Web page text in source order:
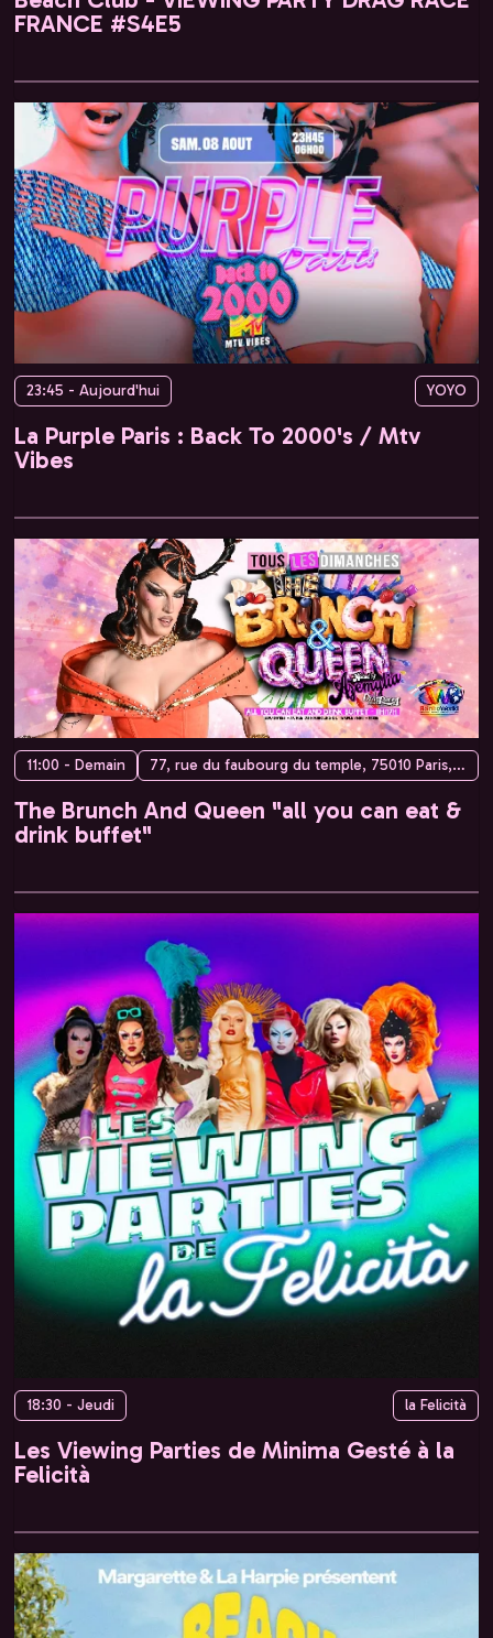
FRANCE #S4E5
23:45 - Aujourd'hui YOYO
La Purple Paris : Back To 2000's / Mtv
Vibes
11:00 - Demain 77, rue du faubourg du temple, 75010 Paris, France
The Brunch And Queen "all you can eat &
drink buffet"
18:30 - Jeudi la Felicità
Les Viewing Parties de Minima Gesté à la
Felicità